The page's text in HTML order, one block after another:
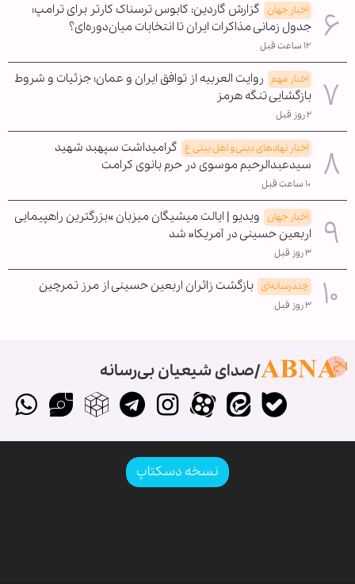
اخبار جهان گزارش گاردین: کابوس ترسناک کارتر برای ترامپ؛
جدول زمانی مذاکرات ایران تا انتخابات میان‌دوره‌ای؟
۱۲ ساعت قبل
اخبار مهم روایت العربیه از توافق ایران و عمان؛ جزئیات و شروط
بازگشایی تنگه هرمز
۲ روز قبل
اخبار نهادهای دینی و اهل بیتی ع گرامیداشت سپهبد شهید
سیدعبدالرحیم موسوی در حرم بانوی کرامت
۱۰ ساعت قبل
اخبار جهان ویدیو | ایالت میشیگان میزبان »بزرگترین راهپیمایی
اربعین حسینی در آمریکا« شد
۳ روز قبل
چندرسانه‌ای بازگشت زائران اربعین حسینی از مرز تمرچین
۳ روز قبل
صدای شیعیان بی‌رسانه
نسخه دسکتاپ